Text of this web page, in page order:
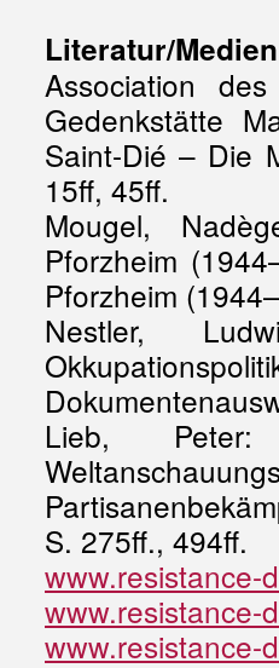
Literatur/Medien
Association
Gedenkstätte
Saint-Dié – Die
15ff, 45ff.
Mougel,
Pforzheim
Pforzheim
Nestler,
Lieb,
S. 275ff., 494ff.
www.resistance-
www.resistance-
www.resistance-